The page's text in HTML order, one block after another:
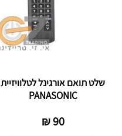
שלט תואם אורגינל לטלוויזיית
PANASONIC
90
₪